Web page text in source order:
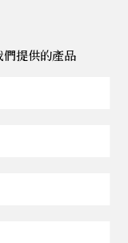
提供的產品